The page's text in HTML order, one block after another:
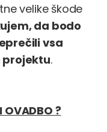
velike škode
da bodo
vsa
projektu.
?